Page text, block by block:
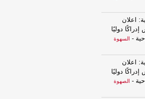
اعلان
دوليًا
- السهوة
اعلان
دوليًا
- الصهوة